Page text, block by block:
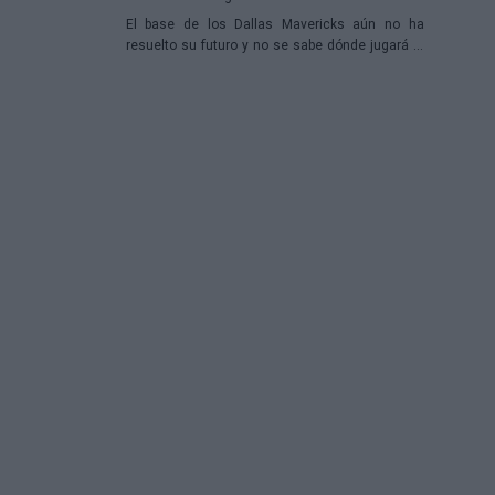
El base de los Dallas Mavericks aún no ha
resuelto su futuro y no se sabe dónde jugará la